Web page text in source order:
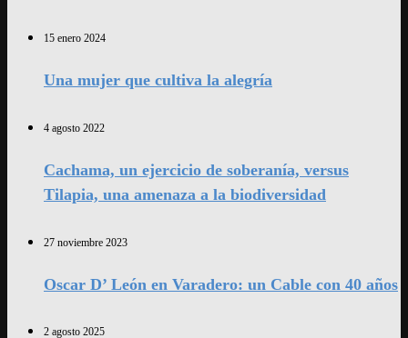
15 enero 2024
Una mujer que cultiva la alegría
4 agosto 2022
Cachama, un ejercicio de soberanía, versus
Tilapia, una amenaza a la biodiversidad
27 noviembre 2023
Oscar D’ León en Varadero: un Cable con 40 años
2 agosto 2025